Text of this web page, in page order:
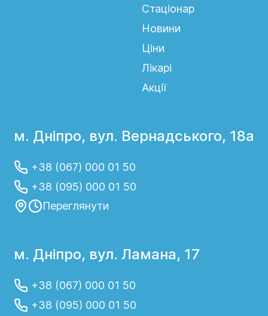
Стаціонар
Новини
Ціни
Лікарі
Акції
м. Дніпро, вул. Вернадського, 18а
+38 (067) 000 01 50
+38 (095) 000 01 50
Переглянути
м. Дніпро, вул. Ламана, 17
+38 (067) 000 01 50
+38 (095) 000 01 50